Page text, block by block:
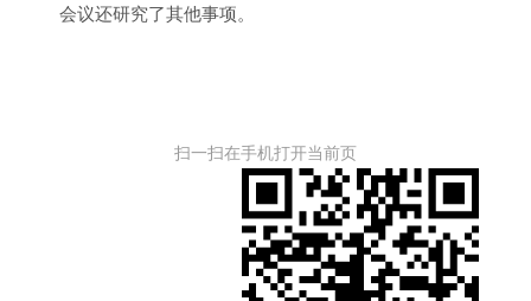
会议还研究了其他事项。
扫一扫在手机打开当前页